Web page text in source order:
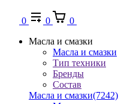
0 0
0
Масла и смазки
Масла и смазки
Тип техники
Бренды
Состав
Масла и смазки(7242)